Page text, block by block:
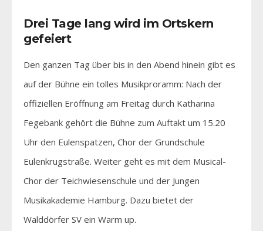
Drei Tage lang wird im Ortskern
gefeiert
Den ganzen Tag über bis in den Abend hinein gibt es
auf der Bühne ein tolles Musikproramm: Nach der
offiziellen Eröffnung am Freitag durch Katharina
Fegebank gehört die Bühne zum Auftakt um 15.20
Uhr den Eulenspatzen, Chor der Grundschule
Eulenkrugstraße. Weiter geht es mit dem Musical-
Chor der Teichwiesenschule und der Jungen
Musikakademie Hamburg. Dazu bietet der
Walddörfer SV ein Warm up.